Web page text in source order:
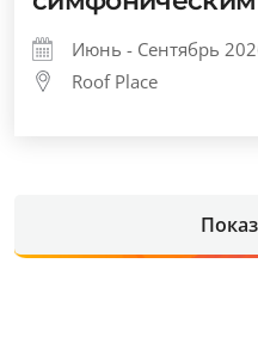
Июнь - Сентябрь
Roof Place